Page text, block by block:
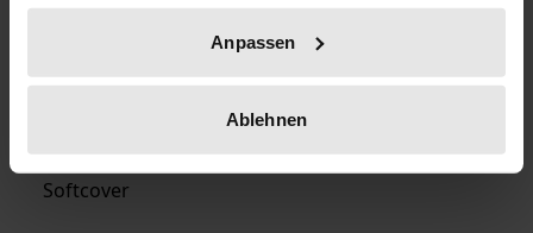
Anpassen
Ablehnen
1990
Verlag
Ausgabeart
Softcover